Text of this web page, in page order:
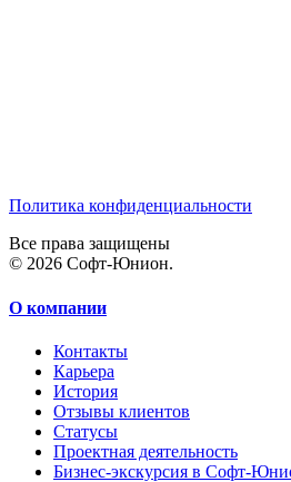
Политика конфиденциальности
Все права защищены
© 2026 Софт-Юнион.
О компании
Контакты
Карьера
История
Отзывы клиентов
Статусы
Проектная деятельность
Бизнес-экскурсия в Софт-